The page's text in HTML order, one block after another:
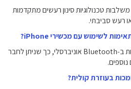
האוזניות JBL Tune Beam 2 משלבות טכנולוגיות סינון רעשים מתקדמות
רעש סביבתי.
כן, JBL Tune Beam 2 תומכות ב‑Bluetooth אוניברסלי, כך שניתן לחבר